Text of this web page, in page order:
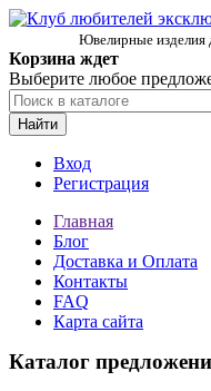
Ювелирные изделия
Корзина ждет
Выберите любое
Найти
Вход
Регистрация
Главная
Блог
Доставка и Оплата
Контакты
FAQ
Карта сайта
Каталог